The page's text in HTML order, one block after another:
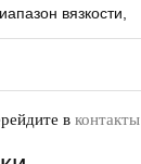
вязкости,
в контакты